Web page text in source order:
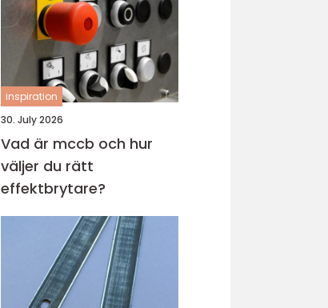
inspiration
30. July 2026
Vad är mccb och hur
väljer du rätt
effektbrytare?